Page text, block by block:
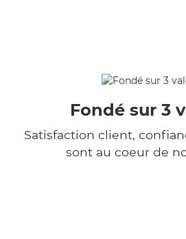
Fondé sur 3
Satisfaction client,
sont au coeur de